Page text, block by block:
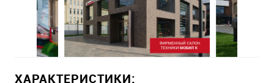
ХАРАКТЕРИСТИКИ: